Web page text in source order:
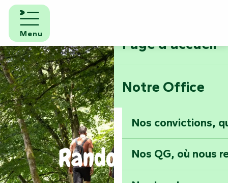
Aller
contenu
principal
Menu
Page d'accueil
Notre Office
Nos convictions,
Nos QG, où nous
Randonnées